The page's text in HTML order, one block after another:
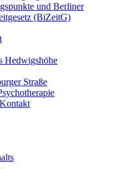
und Berliner
(BiZeitG)
Hedwigshöhe
Straße